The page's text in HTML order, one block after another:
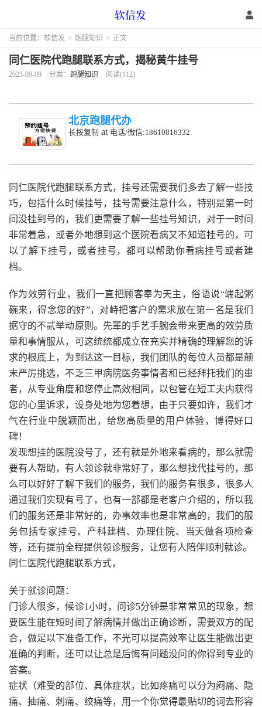
当前位置： 软信发 > 跑腿知识 > 正文
同仁医院代跑腿联系方式，揭秘黄牛挂号
2023-09-09 分类： 跑腿知识 阅读(112)
北京跑腿代办
长按复制 at 电话/微信:18610816332
同仁医院代跑腿联系方式，挂号还需要我们多去了解一些技
巧，包括什么时候挂号，挂号需要注意什么，特别是第一时
间没挂到号的，我们更需要了解一些挂号知识，对于一时间
非常着急，或者外地想到这个医院看病又不知道挂号的，可
以了解下挂号，或者挂号，都可以帮助你看病挂号或者建
档。
作为效劳行业，我们一直把顾客奉为天主，俗语说“端起粥
碗来，得念您的好”，对峙把客户的需求放在第一名是我们
据守的不贰举动原则。先辈的手艺手腕会带来更高的效劳质
量和事情服从，可这统统都成立在充实并精确的理解您的诉
求的根底上，为到达这一目标，我们团队的每位人员都是颠
末严厉挑选，不乏三甲病院医务事情者和已经拜托我们的患
者，从专业角度和您停止高效相同，以包管在短工夫内获得
您的心里诉求，设身处地为您着想，由于只要如许，我们才
气在行业中脱颖而出，给您高质量的用户体验，博得好口
碑！
发现想挂的医院没号了，还有就是外地来看病的，那么就需
要有人帮助，有人领诊就非常好了，那么想找代挂号的，那
么可以好好了解下我们的服务，我们的服务有很多，很多人
通过我们实现有号了，也有一部都是老客户介绍的，所以我
们的服务还是非常好的，办事效率也是非常高的，我们的服
务包括专家挂号、产科建档、办理住院、当天做各项检查
等，还有提前全程提供领诊服务，让您有人陪伴顺利就诊。
同仁医院代跑腿联系方式，
关于就诊问题：
门诊人很多，候诊1小时，问诊5分钟是非常常见的现象，想
要医生能在短时间了解病情并做出正确诊断，需要双方的配
合，做足以下准备工作，不光可以提高效率让医生能做出更
准确的判断，还可以让总是后悔有问题没问的你得到专业的
答案。
症状（难受的部位、具体症状，比如疼痛可以分为闷痛、隐
痛、抽痛、刺痛、绞痛等，用一个你觉得最贴切的词去形容